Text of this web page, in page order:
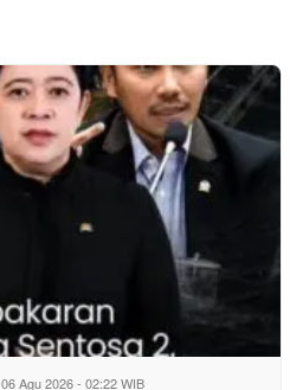
06 Agu 2026 - 02:22 WIB